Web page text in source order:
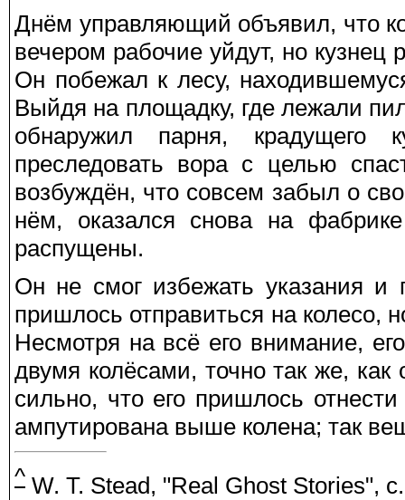
Днём управляющий объявил, что
вечером рабочие уйдут, но кузнец
Он побежал к лесу,
Выйдя на площадку, где лежали
обнаружил парня,
преследовать вора с целью
возбуждён, что совсем забыл о
нём, оказался снова на
распущены.
Он не смог избежать указания и
пришлось отправиться на
Несмотря на всё его внимание,
двумя колёсами, точно так же,
сильно, что его пришлось
ампутирована выше колена; так
^ W. T. Stead, "Real Ghost Stories",